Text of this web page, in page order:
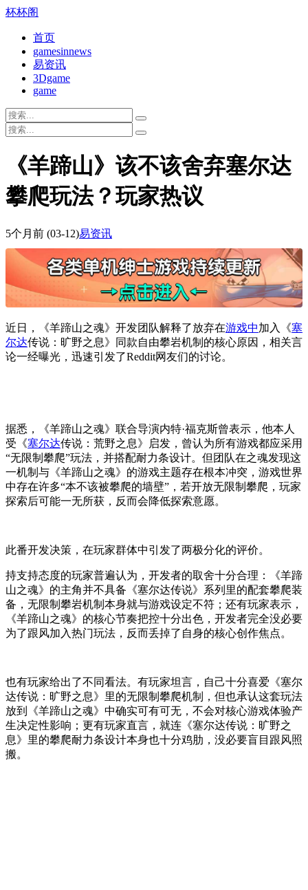
杯杯阁
首页
gamesinnews
易资讯
3Dgame
game
《羊蹄山》该不该舍弃塞尔达
攀爬玩法？玩家热议
5个月前 (03-12)易资讯
近日，《羊蹄山之魂》开发团队解释了放弃在游戏中加入《塞
尔达传说：旷野之息》同款自由攀岩机制的核心原因，相关言
论一经曝光，迅速引发了Reddit网友们的讨论。
据悉，《羊蹄山之魂》联合导演内特·福克斯曾表示，他本人
受《塞尔达传说：荒野之息》启发，曾认为所有游戏都应采用
“无限制攀爬”玩法，并搭配耐力条设计。但团队在之魂发现这
一机制与《羊蹄山之魂》的游戏主题存在根本冲突，游戏世界
中存在许多“本不该被攀爬的墙壁”，若开放无限制攀爬，玩家
探索后可能一无所获，反而会降低探索意愿。
此番开发决策，在玩家群体中引发了两极分化的评价。
持支持态度的玩家普遍认为，开发者的取舍十分合理：《羊蹄
山之魂》的主角并不具备《塞尔达传说》系列里的配套攀爬装
备，无限制攀岩机制本身就与游戏设定不符；还有玩家表示，
《羊蹄山之魂》的核心节奏把控十分出色，开发者完全没必要
为了跟风加入热门玩法，反而丢掉了自身的核心创作焦点。
也有玩家给出了不同看法。有玩家坦言，自己十分喜爱《塞尔
达传说：旷野之息》里的无限制攀爬机制，但也承认这套玩法
放到《羊蹄山之魂》中确实可有可无，不会对核心游戏体验产
生决定性影响；更有玩家直言，就连《塞尔达传说：旷野之
息》里的攀爬耐力条设计本身也十分鸡肋，没必要盲目跟风照
搬。